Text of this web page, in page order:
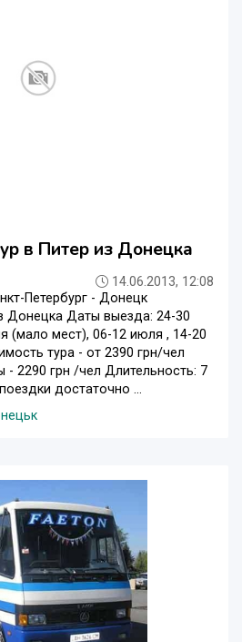
в Питер из Донецка
14.06.2013, 12:08
Петербург - Донецк
Донецка Даты выезда: 24-30
(мало мест), 06-12 июля , 14-20
тура - от 2390 грн/чел
- 2290 грн /чел Длительность: 7
достаточно ...